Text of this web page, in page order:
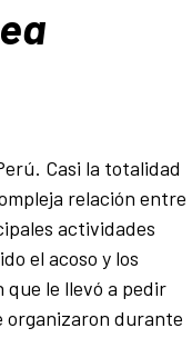
Casi la totalidad
relación entre
actividades
el acoso y los
le llevó a pedir
organizaron durante